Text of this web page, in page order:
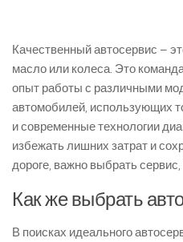
Качественный автосервис –
масло или колеса. Это
опыт работы с различными
автомобилей, использующих
и современные технологии
избежать лишних затрат и
дороге, важно выбрать
Как же выбрать
В поисках идеального